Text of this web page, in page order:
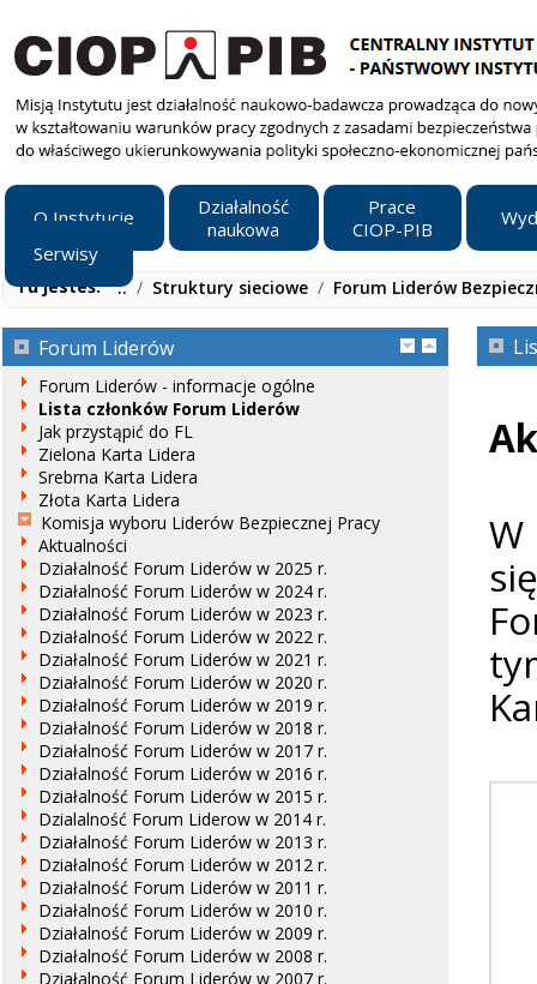
O Instytucie
Działalność
naukowa
Prace
CIOP-PIB
Serwisy
Tu jesteś: ../ Struktury sieciowe / Forum Liderów
Forum Liderów
Forum Liderów - informacje ogólne
Lista członków Forum Liderów
Jak przystąpić do FL
Zielona Karta Lidera
Srebrna Karta Lidera
Złota Karta Lidera
Komisja wyboru Liderów Bezpiecznej Pracy
Aktualności
Działalność Forum Liderów w 2025 r.
Działalność Forum Liderów w 2024 r.
Działalność Forum Liderów w 2023 r.
Działalność Forum Liderów w 2022 r.
Działalność Forum Liderów w 2021 r.
Działalność Forum Liderów w 2020 r.
Działalność Forum Liderów w 2019 r.
Działalność Forum Liderów w 2018 r.
Działalność Forum Liderów w 2017 r.
Działalność Forum Liderów w 2016 r.
Działalność Forum Liderów w 2015 r.
Dzialalność Forum Liderow w 2014 r.
Działalność Forum Liderów w 2013 r.
Działalność Forum Liderów w 2012 r.
Działalność Forum Liderów w 2011 r.
Działalność Forum Liderów w 2010 r.
Działalność Forum Liderów w 2009 r.
Działalność Forum Liderów w 2008 r.
Działalność Forum Liderów w 2007 r.